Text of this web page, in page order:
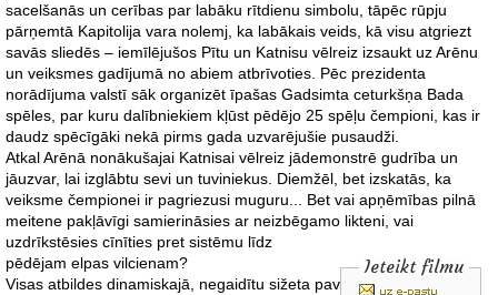
sacelšanās un cerības par labāku rītdienu simbolu, tāpēc rūpju
pārņemtā Kapitolija vara nolemj, ka labākais veids, kā visu atgriezt
savās sliedēs – iemīlējušos Pītu un Katnisu vēlreiz izsaukt uz Arēnu
un veiksmes gadījumā no abiem atbrīvoties. Pēc prezidenta
norādījuma valstī sāk organizēt īpašas Gadsimta ceturkšņa Bada
spēles, par kuru dalībniekiem kļūst pēdējo 25 spēļu čempioni, kas ir
daudz spēcīgāki nekā pirms gada uzvarējušie pusaudži.
Atkal Arēnā nonākušajai Katnisai vēlreiz jādemonstrē gudrība un
jāuzvar, lai izglābtu sevi un tuviniekus. Diemžēl, bet izskatās, ka
veiksme čempionei ir pagriezusi muguru... Bet vai apņēmības pilnā
meitene pakļāvīgi samierināsies ar neizbēgamo likteni, vai
uzdrīkstēsies cīnīties pret sistēmu līdz
pēdējam elpas vilcienam?
Visas atbildes dinamiskajā, negaidītu sižeta pavērsienu, kaisles,
Ieteikt filmu